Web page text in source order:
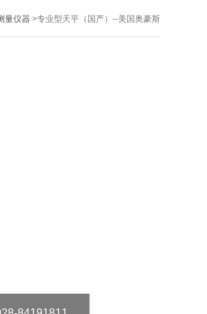
量仪器 >专业型天平（国产）--美国奥豪斯